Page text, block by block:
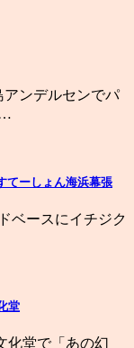
アンデルセンでパ
…
てーしょん海浜幕張
ベースにイチジク
堂
堂で「あの幻